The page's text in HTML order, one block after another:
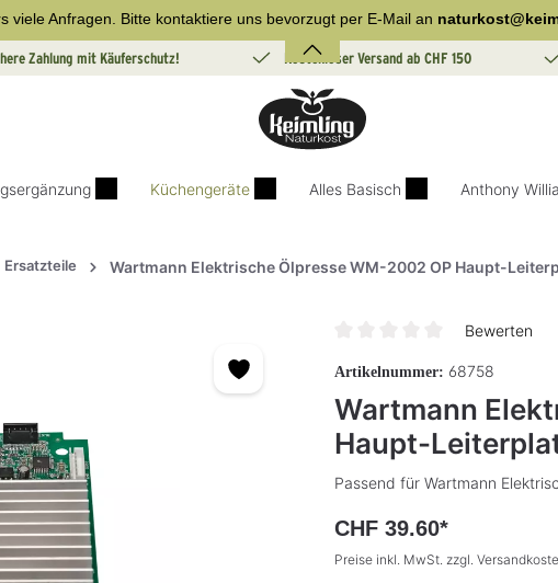
viele Anfragen. Bitte kontaktiere uns bevorzugt per E-Mail an
Zahlung mit Käuferschutz! Kostenloser Versand ab CHF 150
Küchengeräte Alles Basisch Anthony
Ersatzteile Wartmann Elektrische Ölpresse WM-2002 OP Haupt-
Bewerten
Artikelnummer: 68758
Wartmann
Haupt-
Passend für Wartmann
CHF 39.60*
Preise inkl. MwSt. zzgl.